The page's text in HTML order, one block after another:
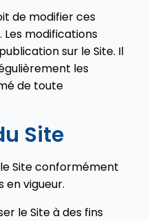
de modifier ces
modifications
sur le Site. Il
les
de toute
Site
Site conformément
en vigueur.
le Site à des fins